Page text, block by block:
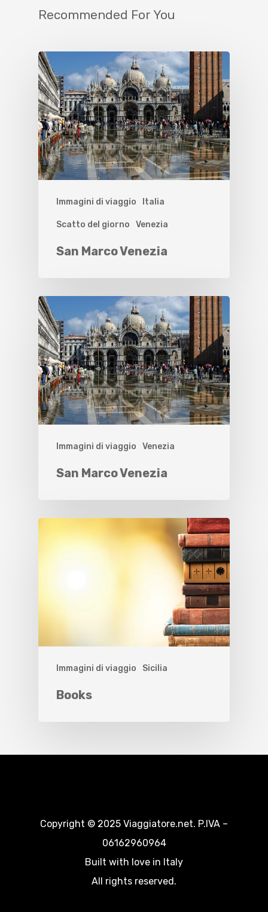
Recommended For You
Immagini di viaggio Italia
Scatto del giorno Venezia
San Marco Venezia
Immagini di viaggio Venezia
San Marco Venezia
Immagini di viaggio Sicilia
Books
Copyright © 2025 Viaggiatore.net. P.IVA –
06162960964
Built with love in Italy
All rights reserved.